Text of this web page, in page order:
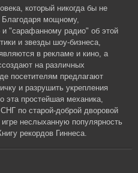
который никогда бы не
. Благодаря мощному,
"сарафанному радио" об этой
и звезды шоу-бизнеса,
в рекламе и кино, а
на различных
посетителям предлагают
и разрушить укрепления
простейшая механика,
по старой-доброй дворовой
неслыханную популярность
рекордов Гиннеса.